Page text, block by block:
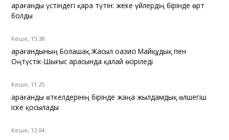
Қарағанды үстіндегі қара түтін: жеке үйлердің бірінде өрт
болды
Кеше, 15:38
Қарағандының Болашақ Жасыл оазисі Майқұдық пен
Оңтүстік-Шығыс арасында қалай өсіріледі
Кеше, 11:25
Қарағанды өткелдерінің бірінде жаңа жылдамдық өлшегіш
іске қосылады
Кеше, 12:04